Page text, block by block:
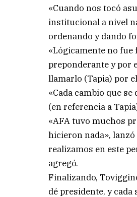
«Cuando nos tocó
institucional a nivel
ordenando y dando
«Lógicamente no
preponderante y por
llamarlo (Tapia) por
«Cada cambio que
(en referencia a
«AFA tuvo muchos
hicieron nada»,
realizamos en este
agregó.
Finalizando,
dé presidente, y